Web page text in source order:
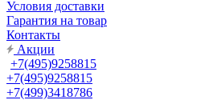
Условия доставки
Гарантия на товар
Контакты
Акции
+7(495)9258815
+7(495)9258815
+7(499)3418786